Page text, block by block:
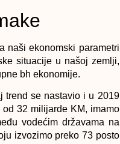
naši ekonomski parametri
situacije u našoj zemlji,
bh ekonomije.
trend se nastavio i u 2019
32 milijarde KM, imamo
vodećim državama na
izvozimo preko 73 posto